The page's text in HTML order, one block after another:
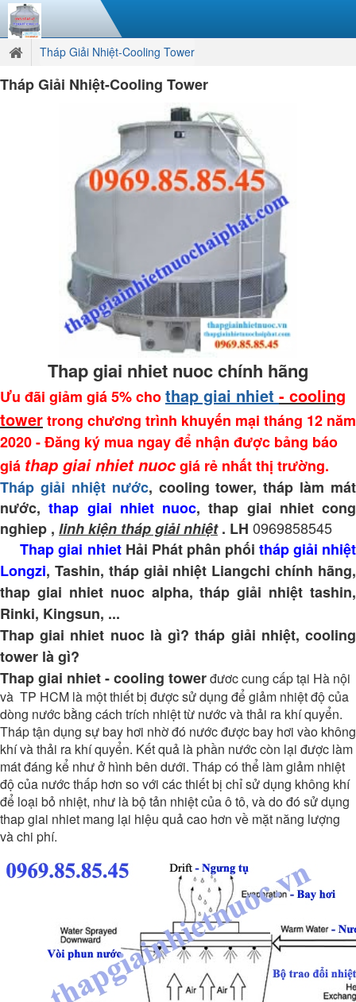
Tháp Giải Nhiệt-Cooling Tower
Tháp Giải Nhiệt-Cooling Tower
Thap giai nhiet nuoc chính hãng
Ưu đãi giảm giá 5% chothap giai nhiet - cooling
towertrong chương trình khuyến mại tháng 12 năm
2020 - Đăng ký mua ngay để nhận được bảng báo
giá thap giai nhiet nuocgiá rẻ nhất thị trường.
Tháp giải nhiệt nước, cooling tower, tháp làm mát
nước, thap giai nhiet nuoc, thap giai nhiet cong
nghiep , linh kiện tháp giải nhiệt. LH 0969858545
Thap giai nhiet Hải Phát phân phối tháp giải nhiệt
Longzi, Tashin, tháp giải nhiệt Liangchi chính hãng,
thap giai nhiet nuoc alpha, tháp giải nhiệt tashin,
Rinki, Kingsun, ...
Thap giai nhiet nuoc là gì? tháp giải nhiệt, cooling
tower là gì?
Thap giai nhiet - cooling towerđươc cung cấp tại Hà nội
và TP HCM là một thiết bị được sử dụng để giảm nhiệt độ của
dòng nước bằng cách trích nhiệt từ nước và thải ra khí quyển.
Tháp tận dụng sự bay hơi nhờ đó nước được bay hơi vào không
khí và thải ra khí quyển. Kết quả là phần nước còn lại được làm
mát đáng kể như ở hình bên dưới. Tháp có thể làm giảm nhiệt
độ của nước thấp hơn so với các thiết bị chỉ sử dụng không khí
để loại bỏ nhiệt, như là bộ tản nhiệt của ô tô, và do đó sử dụng
thap giai nhiet mang lại hiệu quả cao hơn về mặt năng lượng
và chi phí.